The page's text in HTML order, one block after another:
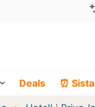
Deals ⏰